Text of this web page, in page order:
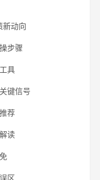
新动向
步骤
具
键信号
荐
读
区